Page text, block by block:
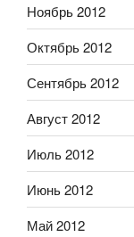
Ноябрь 2012
Октябрь 2012
Сентябрь 2012
Август 2012
Июль 2012
Июнь 2012
Май 2012